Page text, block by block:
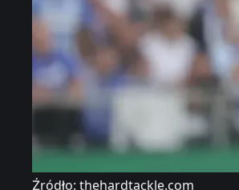
Źródło: thehardtackle.com